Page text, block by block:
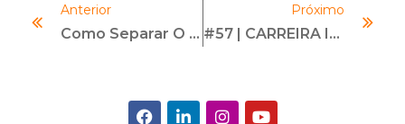
Anterior
Como Separar O Ser Humano Do Profissional Imparcial Nas Investigações De Canal De Denúncias
Próximo
#57 | CARREIRA INTERNACIONAL | Com Gabriela Roitburd